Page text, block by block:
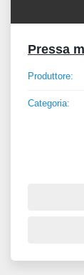
Pressa
Produttore:
Categoria: